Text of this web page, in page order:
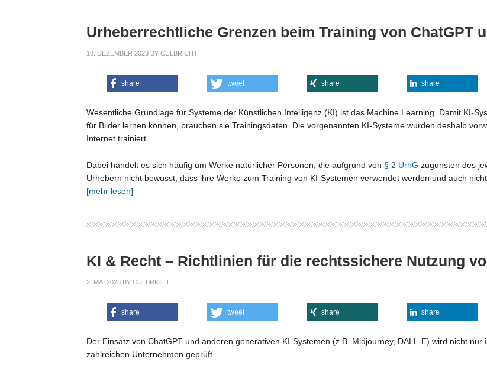
Urheberrechtliche Grenzen beim Training von ChatGPT
18. DEZEMBER 2023 BY CULBRICHT
share tweet share share
Wesentliche Grundlage für Systeme der Künstlichen Intelligenz (KI) ist das Machine Learning. Damit KI-
für Bilder lernen können, brauchen sie Trainingsdaten. Die vorgenannten KI-Systeme wurden deshalb
Internet trainiert.
Dabei handelt es sich häufig um Werke natürlicher Personen, die aufgrund von § 2 UrhG zugunsten des
Urhebern nicht bewusst, dass ihre Werke zum Training von KI-Systemen verwendet werden und auch
[mehr lesen]
KI & Recht – Richtlinien für die rechtssichere Nutzung
2. MAI 2023 BY CULBRICHT
share tweet share share
Der Einsatz von ChatGPT und anderen generativen KI-Systemen (z.B. Midjourney, DALL-E) wird nicht nur
zahlreichen Unternehmen geprüft.